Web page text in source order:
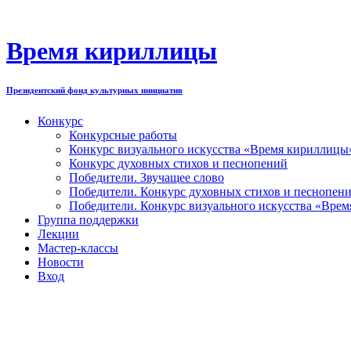
содержимому
Время кириллицы
Президентский фонд культурных инициатив
Конкурс
Конкурсные работы
Конкурс визуального искусства «Время
Конкурс духовных стихов и песнопений
Победители. Звучащее слово
Победители. Конкурс духовных стихов и
Победители. Конкурс визуального искусства
Группа поддержки
Лекции
Мастер-классы
Новости
Вход